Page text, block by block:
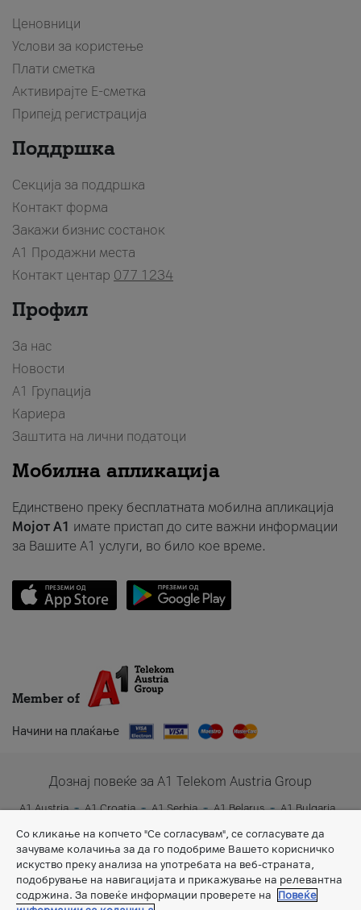
Ценовници
Услови за користење
Плати сметка
Активирајте Е-сметка
Припејд регистрација
Поддршка
Секција за поддршка
Контакт форма
Закажи бизнис состанок
A1 Продажни места
Контакт центар 077 1234
Профил
За нас
Новости
А1 Групација
Кариера
Заштита на лични податоци
Мобилна апликација
Единствено преку бесплатната мобилна апликација
Мојот A1 имате пристап до сите важни информации
за Вашите A1 услуги, во било кое време.
Member of
Начини на плаќање
Дознај повеќе за A1 Telekom Austria Group
A1 Austria A1 Croatia A1 Serbia A1 Belarus
A1 Bulgaria
Со кликање на копчето "Се согласувам", се согласувате да
зачуваме колачиња за да го подобриме Вашето корисничко
искуство преку анализа на употребата на веб-страната,
подобрување на навигацијата и прикажување на релевантна
содржина. За повеќе информации проверете на
Повеќе